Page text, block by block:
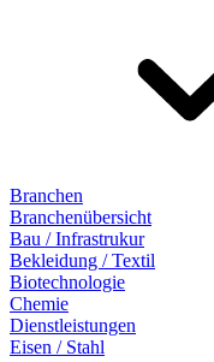
Branchen
Branchenübersicht
Bau / Infrastrukur
Bekleidung / Textil
Biotechnologie
Chemie
Dienstleistungen
Eisen / Stahl